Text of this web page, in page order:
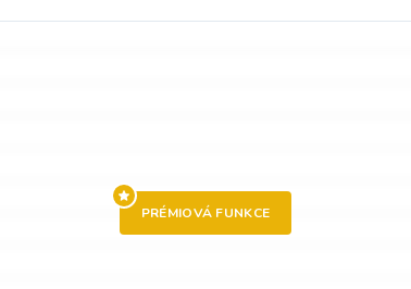
PRÉMIOVÁ FUNKCE